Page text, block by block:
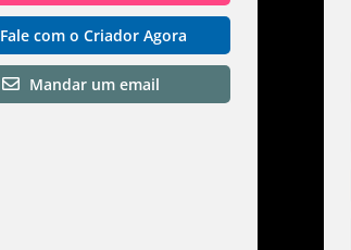
Fale com o Criador Agora
Mandar um email